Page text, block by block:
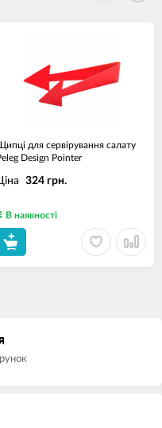
для сервірування салату
Design Pointer
324 грн.
В наявності